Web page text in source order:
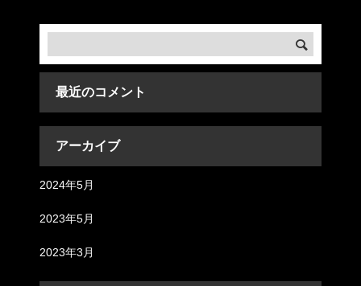
最近のコメント
アーカイブ
2024年5月
2023年5月
2023年3月